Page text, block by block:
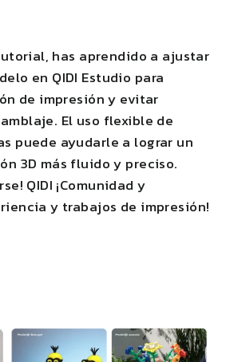
has aprendido a ajustar
en QIDI Estudio para
de impresión y evitar
El uso flexible de
puede ayudarle a lograr un
3D más fluido y preciso.
QIDI ¡Comunidad y
y trabajos de impresión!